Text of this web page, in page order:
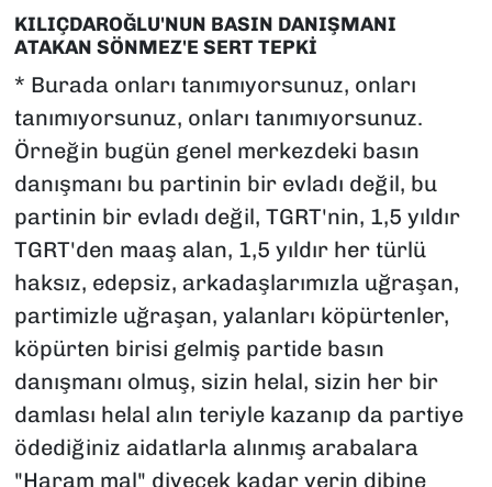
KILIÇDAROĞLU'NUN BASIN DANIŞMANI
ATAKAN SÖNMEZ'E SERT TEPKİ
* Burada onları tanımıyorsunuz, onları
tanımıyorsunuz, onları tanımıyorsunuz.
Örneğin bugün genel merkezdeki basın
danışmanı bu partinin bir evladı değil, bu
partinin bir evladı değil, TGRT'nin, 1,5 yıldır
TGRT'den maaş alan, 1,5 yıldır her türlü
haksız, edepsiz, arkadaşlarımızla uğraşan,
partimizle uğraşan, yalanları köpürtenler,
köpürten birisi gelmiş partide basın
danışmanı olmuş, sizin helal, sizin her bir
damlası helal alın teriyle kazanıp da partiye
ödediğiniz aidatlarla alınmış arabalara
"Haram mal" diyecek kadar yerin dibine